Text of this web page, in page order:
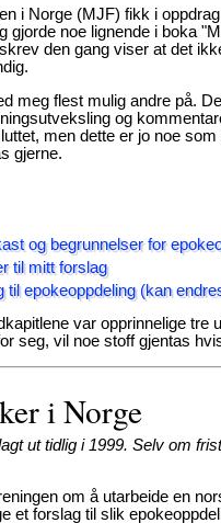
i Norge (MJF) fikk i
gjorde noe lignende i boka
den gang viser at det
meg flest mulig andre på.
og
men dette er jo noe
gjerne.
og begrunnelser for
til mitt forslag
til epokeoppdeling (kan
var opprinnelige
seg, vil noe stoff gjentas
i Norge
ut tidlig i 1999. Selv om
om å utarbeide en
et forslag til slik